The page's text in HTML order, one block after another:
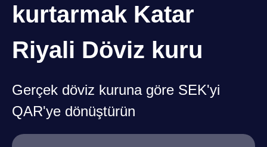
kurtarmak Katar
Riyali Döviz kuru
Gerçek döviz kuruna göre SEK'yi
QAR'ye dönüştürün